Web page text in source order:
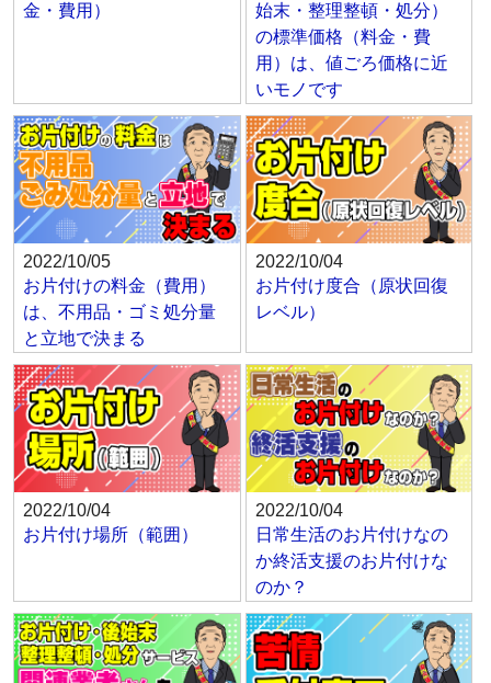
金・費用）
始末・整理整頓・処分）
の標準価格（料金・費
用）は、値ごろ価格に近
いモノです
2022/10/05
お片付けの料金（費用）
は、不用品・ゴミ処分量
と立地で決まる
2022/10/04
お片付け度合（原状回復
レベル）
2022/10/04
お片付け場所（範囲）
2022/10/04
日常生活のお片付けなの
か終活支援のお片付けな
のか？